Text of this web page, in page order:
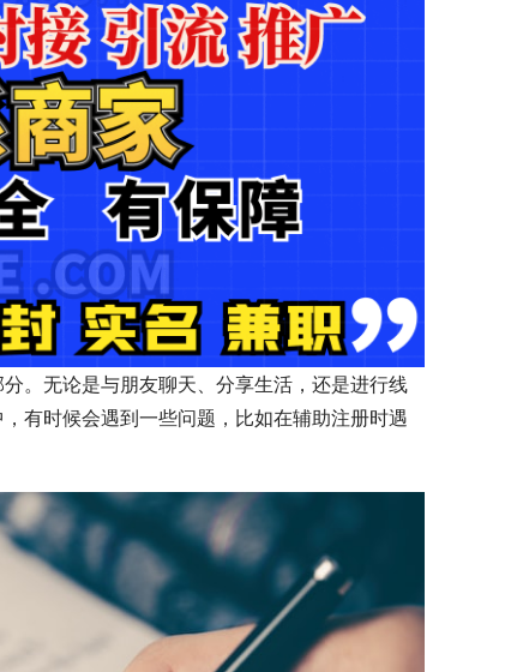
。无论是与朋友聊天、分享生活，还是进行线
有时候会遇到一些问题，比如在辅助注册时遇